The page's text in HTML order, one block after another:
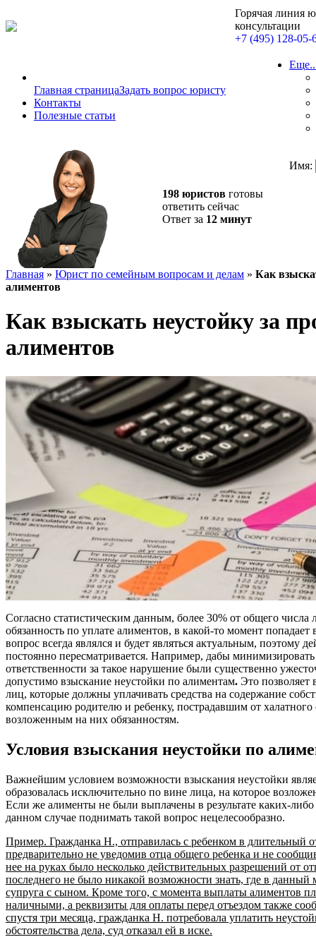
Горячая линия
консультации
+7 (495) 128-05-
Главная страницаЗадать вопрос юристу
Контакты
Полезные статьи
198 юристов готовы
ответить сейчас
Ответ за 12 минут
Имя:
Главная » Юрист по семейным вопросам и делам » Как
алиментов
Как взыскать неустойку за
алиментов
Согласно статистическим данным, более 30% от общего числа
обязанность по уплате алиментов, в какой-то момент
вопрос всегда являлся и будет являться актуальным, поэтому
постоянно пересматривается. Например, дабы
ответственности за такое нарушение были существенно
допустимо взыскание неустойки по алиментам. Это позволяет
лиц, которые должны уплачивать средства на содержание
компенсацию родителю и ребенку, пострадавшим от
возложенным на них обязанностям.
Условия взыскания неустойки по
Важнейшим условием возможности взыскания неустойки
образовалась исключительно по вине лица, на которое
Если же алименты не были выплачены в результате каких-
данном случае поднимать такой вопрос нецелесообразно.
Пример. Гражданка Н., отправилась с ребенком в длительный
предварительно не уведомив отца общего ребенка и не
нее на руках было несколько действительных разрешений от
последнего не было никакой возможности знать, где в данный
супруга с сыном. Кроме того, с момента выплаты алиментов
наличными, а реквизиты для оплаты перед отъездом также
спустя три месяца, гражданка Н. потребовала уплатить
обстоятельства дела, суд отказал ей в иске.